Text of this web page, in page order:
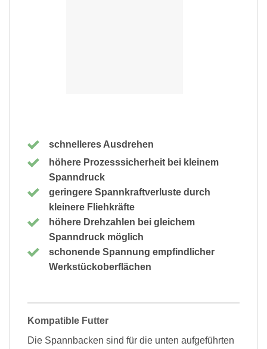
schnelleres Ausdrehen
höhere Prozesssicherheit bei kleinem
Spanndruck
geringere Spannkraftverluste durch
kleinere Fliehkräfte
höhere Drehzahlen bei gleichem
Spanndruck möglich
schonende Spannung empfindlicher
Werkstückoberflächen
Kompatible Futter
Die Spannbacken sind für die unten aufgeführten